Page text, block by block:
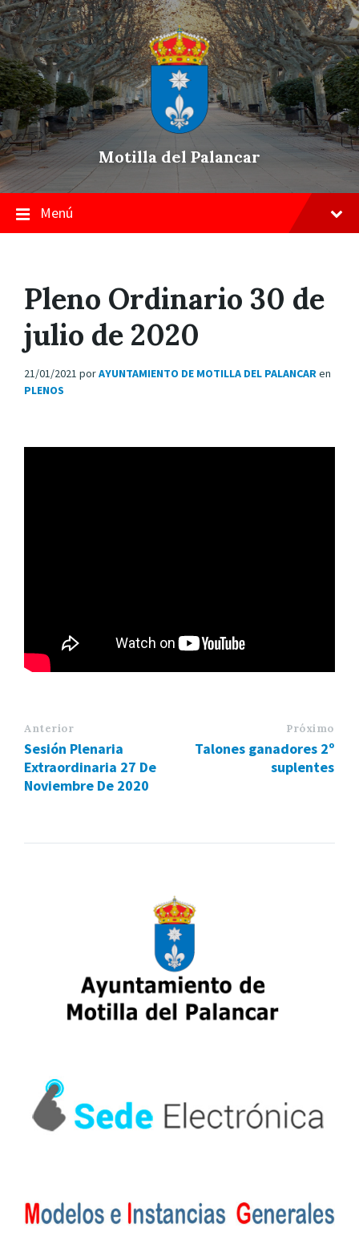
Skip
to
content
Saltar
a
la
navegación
principal
Saltar
a
pie
de
página
Motilla del Palancar
Menú
Pleno Ordinario 30 de
julio de 2020
21/01/2021 porAYUNTAMIENTO DE MOTILLA DEL PALANCARen
PLENOS
Anterior
Sesión Plenaria
Extraordinaria 27 De
Noviembre De 2020
Próximo
Talones ganadores 2º
suplentes